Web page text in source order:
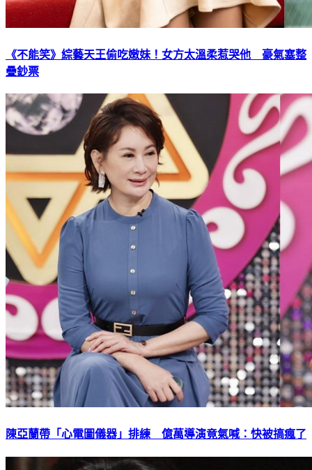
《不能笑》綜藝天王偷吃嫩妹！女方太溫柔惹哭他 豪氣塞整
疊鈔票
陳亞蘭帶「心電圖儀器」排練 億萬導演竟氣喊：快被搞瘋了